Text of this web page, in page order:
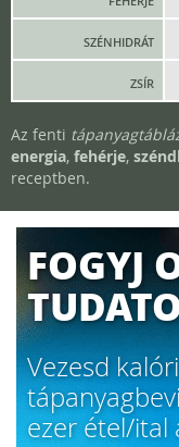
SZÉNHIDRÁT
ZSÍR
Az fenti
energia, fehérje,
receptben.
FOGYJ
Vezesd
ezer étel/ital